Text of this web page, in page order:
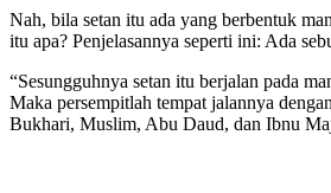
Nah, bila setan itu ada yang berbentuk
itu apa? Penjelasannya seperti ini: Ada
“Sesungguhnya setan itu berjalan pada
Maka persempitlah tempat jalannya
Bukhari, Muslim, Abu Daud, dan Ibnu